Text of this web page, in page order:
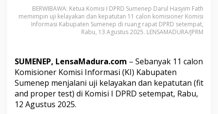
p
J
a
i
U
j
i
K
e
BERWIBAWA: Ketua Komisi I DPRD Sumenep Darul Hasyim Fath
memimpin uji kelayakan dan kepatutan 11 calon komisioner Komisi
Informasi Kabupaten Sumenep di ruang rapat DPRD setempat,
Rabu, 13 Agustus 2025. LENSAMADURA/JPRM
SUMENEP, LensaMadura.com – Sebanyak 11 calon
Komisioner Komisi Informasi (KI) Kabupaten
Sumenep menjalani uji kelayakan dan kepatutan (fit
and proper test) di Komisi I DPRD setempat, Rabu,
12 Agustus 2025.